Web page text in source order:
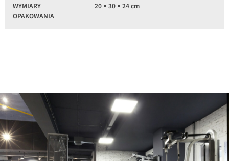
WYMIARY
OPAKOWANIA
20 × 30 × 24 cm